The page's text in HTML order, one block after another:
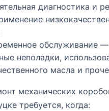
диагностика и
обслуживание —
неполадки,
масла и
механических
требуется, когда: